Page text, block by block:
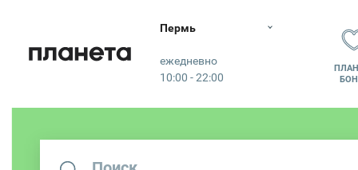
Планета
Пермь
ежедневно
10:00 - 22:00